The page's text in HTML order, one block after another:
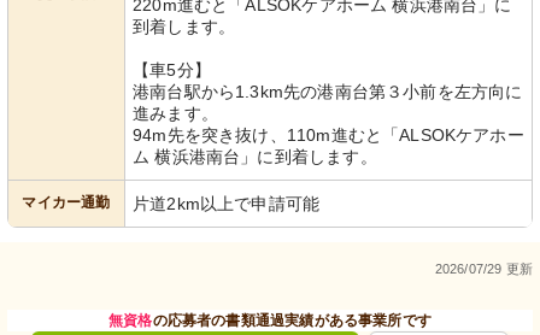
220m進むと「ALSOKケアホーム 横浜港南台」に
到着します。
【車5分】
港南台駅から1.3km先の港南台第３小前を左方向に
進みます。
94m先を突き抜け、110m進むと「ALSOKケアホー
ム 横浜港南台」に到着します。
マイカー通勤 片道2km以上で申請可能
2026/07/29 更新
無資格の応募者の書類通過実績がある事業所です